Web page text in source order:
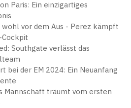
Paris: Ein einzigartiges
vor dem Aus - Perez kämpft
Southgate verlässt das
bei der EM 2024: Ein Neuanfang
Mannschaft träumt vom ersten